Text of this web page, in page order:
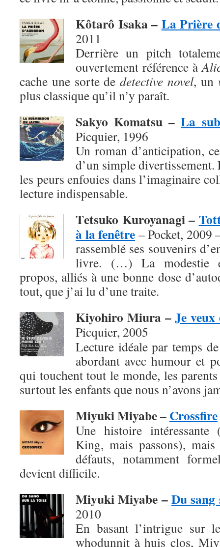
Kôtarô Isaka – La Prière
2011
Derrière un pitch
ouvertement référence à
cache une sorte dedetective novel, un
plus classique qu’il n’y paraît.
Sakyo Komatsu –La
Picquier, 1996
Un roman d’anticipation,
d’un simple
les peurs enfouies dans l’imaginaire
lecture indispensable.
Tetsuko Kuroyanagi –
à la fenêtre – Pocket, 2009
rassemblé ses souvenirs
livre. (…) La modestie
propos, alliés à une bonne dose
tout, que j’ai lu d’une traite.
Kiyohiro Miura –Je
Picquier, 2005
Lecture idéale par temps
abordant avec humour et
qui touchent tout le monde, les
surtout les enfants que nous n’avons
Miyuki Miyabe –Crossfire
Une histoire intéressante
King, mais passons),
défauts, notamment
devient difficile.
Miyuki Miyabe –Du
2010
En basant l’intrigue sur
whodunnit à huis clos,